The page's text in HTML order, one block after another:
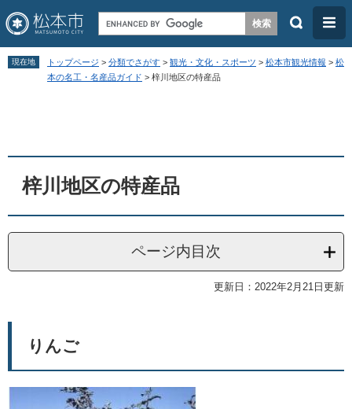
ペ
す
。
メ
し
て
検
メ
ニ
ュ
現在地 トップページ > 分類でさがす > 観光・文化・スポーツ > 松本市観光情報 > 松
本の名工・名産品ガイド > 梓川地区の特産品
梓川地区の特産品
ページ内目次
更新日：2022年2月21日更新
りんご